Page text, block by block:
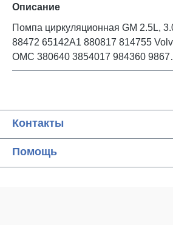
Описание
Помпа циркуляционная GM 2.5L,
88472 65142A1 880817 814755
OMC 380640 3854017 984360
Контакты
Помощь